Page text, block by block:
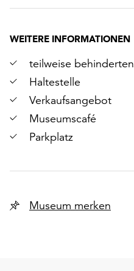
WEITERE INFORMATIONEN
teilweise
Haltestelle
Verkaufsangebot
Museumscafé
Parkplatz
Museum merken